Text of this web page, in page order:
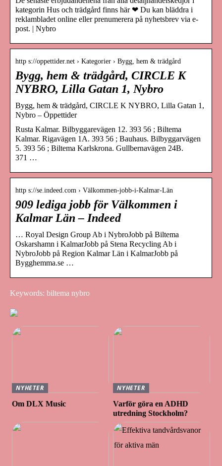
kategorin Hus och trädgård finns här ❤ Du kan bläddra i
reklambladet online eller prenumerera på nyhetsbrev via e-
post. | Nybro
http s://oppettider.net › Kategorier › Bygg, hem & trädgård
Bygg, hem & trädgård, CIRCLE K
NYBRO, Lilla Gatan 1, Nybro
Bygg, hem & trädgård, CIRCLE K NYBRO, Lilla Gatan 1,
Nybro – Öppettider
Rusta Kalmar. Bilbyggarevägen 12. 393 56 ; Biltema
Kalmar. Rigavägen 1A. 393 56 ; Bauhaus. Bilbyggarvägen
5. 393 56 ; Biltema Karlskrona. Gullbernavägen 24B.
371 …
http s://se.indeed.com › Välkommen-jobb-i-Kalmar-Län
909 lediga jobb för Välkommen i
Kalmar Län – Indeed
… Royal Design Group Ab i NybroJobb på Biltema
Oskarshamn i KalmarJobb på Stena Recycling Ab i
NybroJobb på Region Kalmar Län i KalmarJobb på
Bygghemma.se …
Keywords: biltema nybro
NYHETER
Om DLX Music
NYHETER
Varför göra en ADHD
utredning Stockholm?